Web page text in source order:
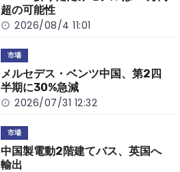
超の可能性
2026/08/4 11:01
市場
メルセデス・ベンツ中国、第2四
半期に30%急減
2026/07/31 12:32
市場
中国製電動2階建てバス、英国へ
輸出